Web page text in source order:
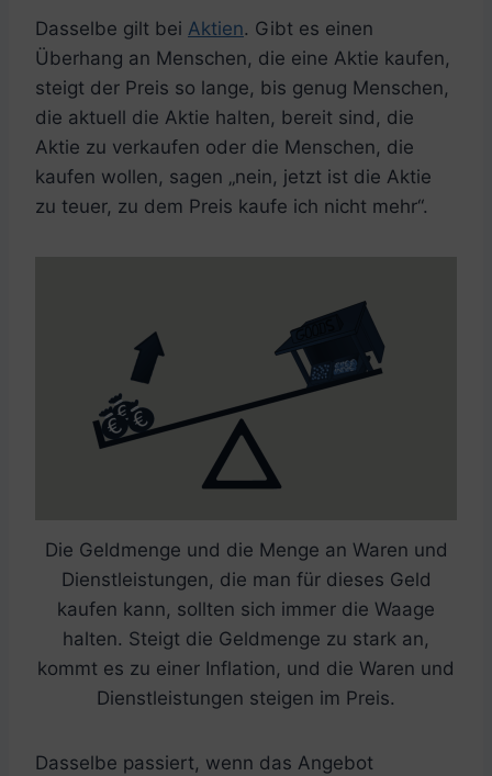
Dasselbe gilt bei Aktien. Gibt es einen
Überhang an Menschen, die eine Aktie kaufen,
steigt der Preis so lange, bis genug Menschen,
die aktuell die Aktie halten, bereit sind, die
Aktie zu verkaufen oder die Menschen, die
kaufen wollen, sagen „nein, jetzt ist die Aktie
zu teuer, zu dem Preis kaufe ich nicht mehr“.
Die Geldmenge und die Menge an Waren und
Dienstleistungen, die man für dieses Geld
kaufen kann, sollten sich immer die Waage
halten. Steigt die Geldmenge zu stark an,
kommt es zu einer Inflation, und die Waren und
Dienstleistungen steigen im Preis.
Dasselbe passiert, wenn das Angebot